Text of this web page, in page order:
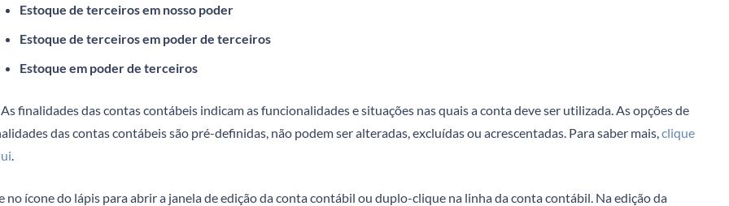
Estoque de terceiros em nosso poder
Estoque de terceiros em poder de terceiros
Estoque em poder de terceiros
As finalidades das contas contábeis indicam as funcionalidades e situações nas quais a conta deve ser utilizada. As opções de
das contas contábeis são pré-definidas, não podem ser alteradas, excluídas ou acrescentadas. Para saber mais,clique
.
no ícone do lápis para abrir a janela de edição da conta contábil ou duplo-clique na linha da conta contábil. Na edição da